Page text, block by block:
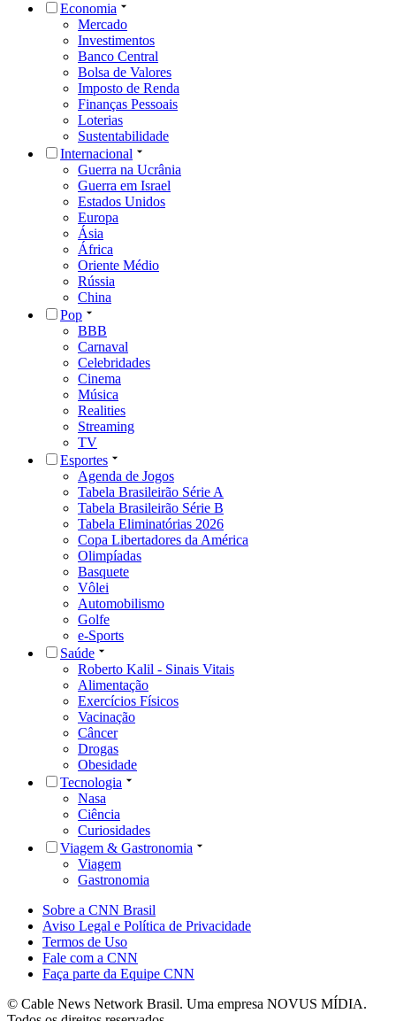
Economia
Mercado
Investimentos
Banco Central
Bolsa de Valores
Imposto de Renda
Finanças Pessoais
Loterias
Sustentabilidade
Internacional
Guerra na Ucrânia
Guerra em Israel
Estados Unidos
Europa
Ásia
África
Oriente Médio
Rússia
China
Pop
BBB
Carnaval
Celebridades
Cinema
Música
Realities
Streaming
TV
Esportes
Agenda de Jogos
Tabela Brasileirão Série A
Tabela Brasileirão Série B
Tabela Eliminatórias 2026
Copa Libertadores da América
Olimpíadas
Basquete
Vôlei
Automobilismo
Golfe
e-Sports
Saúde
Roberto Kalil - Sinais Vitais
Alimentação
Exercícios Físicos
Vacinação
Câncer
Drogas
Obesidade
Tecnologia
Nasa
Ciência
Curiosidades
Viagem & Gastronomia
Viagem
Gastronomia
Sobre a CNN Brasil
Aviso Legal e Política de Privacidade
Termos de Uso
Fale com a CNN
Faça parte da Equipe CNN
© Cable News Network Brasil. Uma empresa NOVUS MÍDIA.